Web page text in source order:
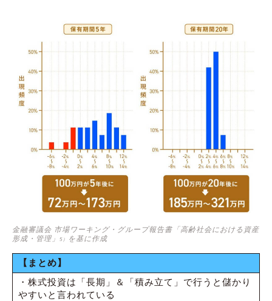
金融審議会 市場ワーキング・グループ報告書「高齢社会における資産
形成・管理」
5） を基に作成
【まとめ】
・株式投資は「長期」＆「積み立て」で行うと儲かり
やすいと言われている